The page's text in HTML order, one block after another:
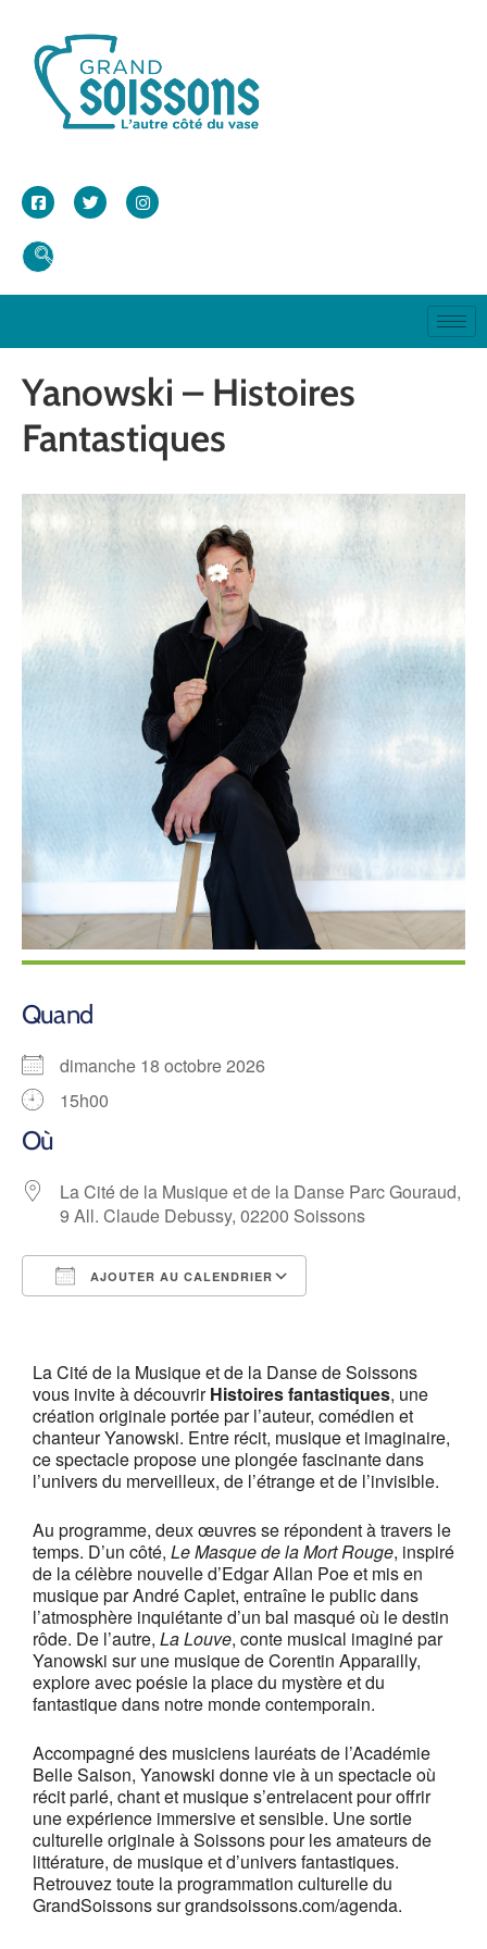
Yanowski – Histoires
Fantastiques
Quand
dimanche 18 octobre 2026
15h00
Où
La Cité de la Musique et de la Danse Parc Gouraud,
9 All. Claude Debussy, 02200 Soissons
AJOUTER AU CALENDRIER
La Cité de la Musique et de la Danse de Soissons
vous invite à découvrirHistoires fantastiques, une
création originale portée par l’auteur, comédien et
chanteur Yanowski. Entre récit, musique et imaginaire,
ce spectacle propose une plongée fascinante dans
l’univers du merveilleux, de l’étrange et de l’invisible.
Au programme, deux œuvres se répondent à travers le
temps. D’un côté, Le Masque de la Mort Rouge, inspiré
de la célèbre nouvelle d’Edgar Allan Poe et mis en
musique par André Caplet, entraîne le public dans
l’atmosphère inquiétante d’un bal masqué où le destin
rôde. De l’autre, La Louve, conte musical imaginé par
Yanowski sur une musique de Corentin Apparailly,
explore avec poésie la place du mystère et du
fantastique dans notre monde contemporain.
Accompagné des musiciens lauréats de l’Académie
Belle Saison, Yanowski donne vie à un spectacle où
récit parlé, chant et musique s’entrelacent pour offrir
une expérience immersive et sensible. Une sortie
culturelle originale à Soissons pour les amateurs de
littérature, de musique et d’univers fantastiques.
Retrouvez toute la programmation culturelle du
GrandSoissons sur grandsoissons.com/agenda.